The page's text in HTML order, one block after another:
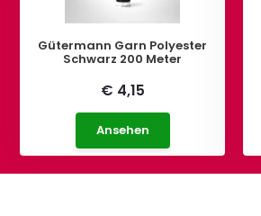
Gütermann Garn Polyester
Schwarz 200 Meter
€ 4,15
Ansehen